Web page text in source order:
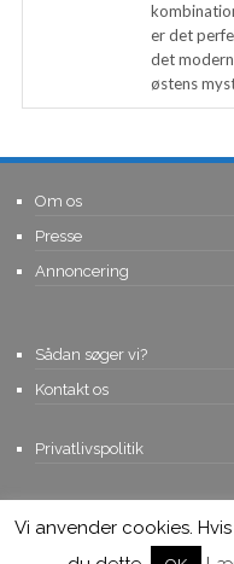
er det
det
østens
Om os
Presse
Annoncering
Sådan søger vi?
Kontakt os
Privatlivspolitik
© Copyright 2015,
tager
Vi anvender cookies.